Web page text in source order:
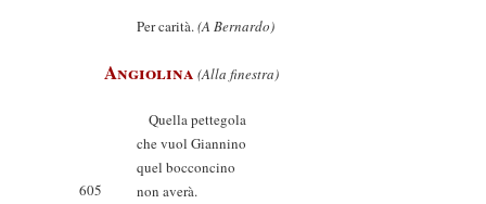
Per carità.(A Bernardo)
Angiolina (Alla finestra)
Quella pettegola
che vuol Giannino
quel bocconcino
605
non averà.